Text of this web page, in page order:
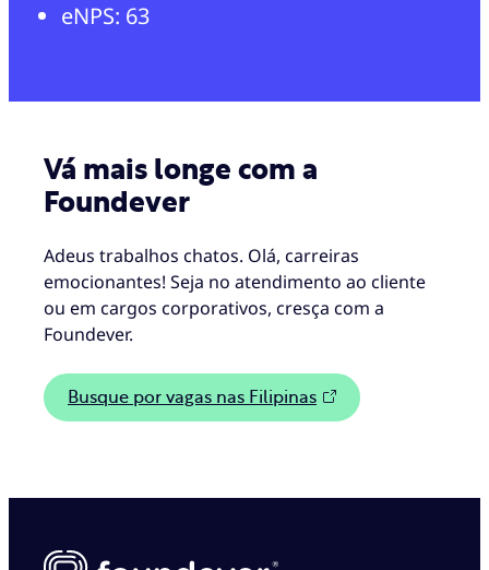
eNPS: 63
Vá mais longe com a
Foundever
Adeus trabalhos chatos. Olá, carreiras
emocionantes! Seja no atendimento ao cliente
ou em cargos corporativos, cresça com a
Foundever.
Busque por vagas nas Filipinas